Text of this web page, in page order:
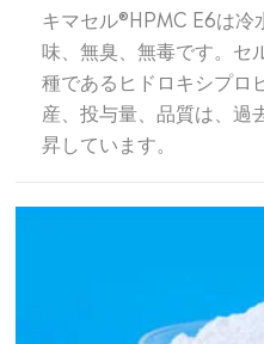
キマセル®HPMC E6は冷
味、無臭、無毒です。セ
種であるヒドロキシプロ
産、投与量、品質は、過
昇しています。